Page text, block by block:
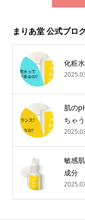
まりあ堂 公式ブロ
化粧
肌の
ちゃ
敏感
成分